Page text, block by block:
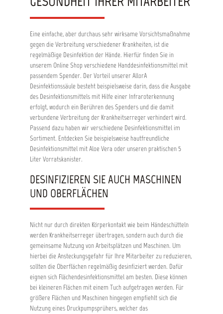
Eine einfache, aber durchaus sehr wirksame Vorsichtsmaßnahme
gegen die Verbreitung verschiedener Krankheiten, ist die
regelmäßige Desinfektion der Hände. Hierfür finden Sie in
unserem Online Shop verschiedene Handdesinfektionsmittel mit
passendem Spender. Der Vorteil unserer AllorA
Desinfektionssäule besteht beispielsweise darin, dass die Ausgabe
des Desinfektionsmittels mit Hilfe einer Infraroterkennung
erfolgt, wodurch ein Berühren des Spenders und die damit
verbundene Verbreitung der Krankheitserreger verhindert wird.
Passend dazu haben wir verschiedene Desinfektionsmittel im
Sortiment. Entdecken Sie beispielsweise hautfreundliche
Desinfektionsmittel mit Aloe Vera oder unseren praktischen 5
Liter Vorratskanister.
DESINFIZIEREN SIE AUCH MASCHINEN
UND OBERFLÄCHEN
Nicht nur durch direkten Körperkontakt wie beim Händeschütteln
werden Krankheitserreger übertragen, sondern auch durch die
gemeinsame Nutzung von Arbeitsplätzen und Maschinen. Um
hierbei die Ansteckungsgefahr für Ihre Mitarbeiter zu reduzieren,
sollten die Oberflächen regelmäßig desinfiziert werden. Dafür
eignen sich Flächendesinfektionsmittel am besten. Diese können
bei kleineren Flächen mit einem Tuch aufgetragen werden. Für
größere Flächen und Maschinen hingegen empfiehlt sich die
Nutzung eines Druckpumpsprühers, welcher das